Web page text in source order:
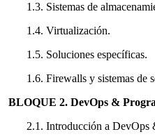
1.3. Sistemas de
1.4. Virtualización.
1.5. Soluciones específicas.
1.6. Firewalls y sistemas de
BLOQUE 2. DevOps &
2.1. Introducción a DevOps